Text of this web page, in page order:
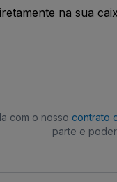
na sua
com o nosso contrato
parte e